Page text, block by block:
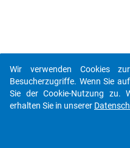
Wir verwenden Cookies
Besucherzugriffe. Wenn Sie
Sie der Cookie-Nutzung zu.
erhalten Sie in unserer